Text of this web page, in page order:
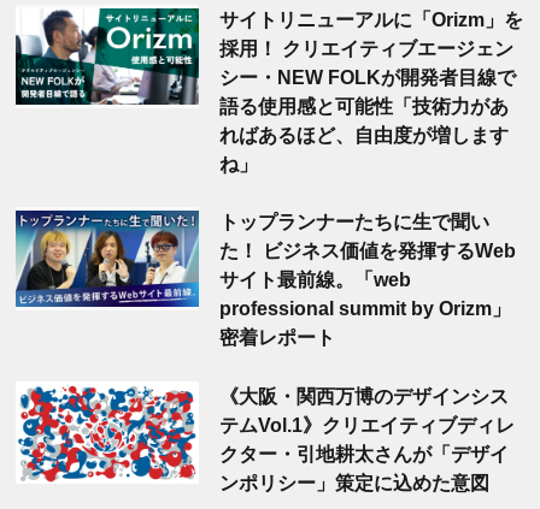
サイトリニューアルに「Orizm」を
採用！ クリエイティブエージェン
シー・NEW FOLKが開発者目線で
語る使用感と可能性「技術力があ
ればあるほど、自由度が増します
ね」
トップランナーたちに生で聞い
た！ ビジネス価値を発揮するWeb
サイト最前線。「web
professional summit by Orizm」
密着レポート
《大阪・関西万博のデザインシス
テムVol.1》クリエイティブディレ
クター・引地耕太さんが「デザイ
ンポリシー」策定に込めた意図